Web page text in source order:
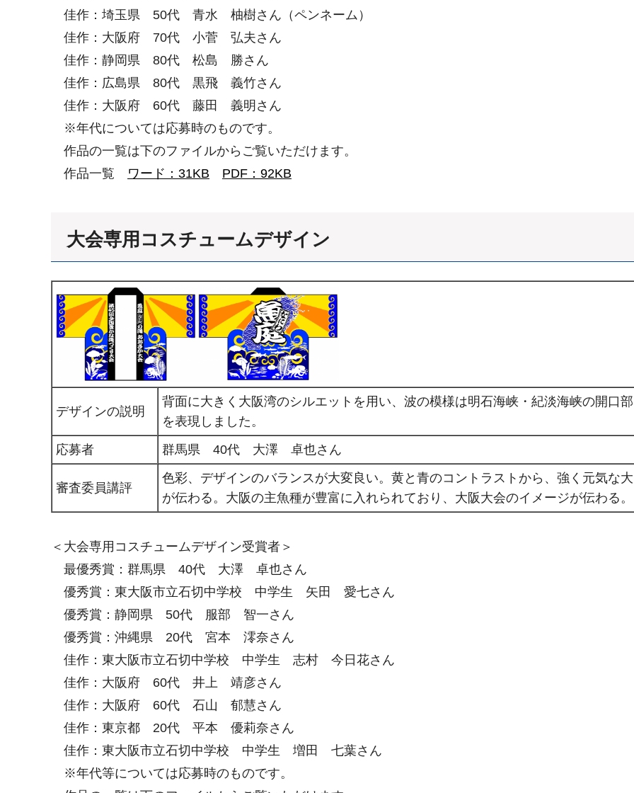
佳作：埼玉県 50代 青水 柚樹さん（ペンネーム）
佳作：大阪府 70代 小菅 弘夫さん
佳作：静岡県 80代 松島 勝さん
佳作：広島県 80代 黒飛 義竹さん
佳作：大阪府 60代 藤田 義明さん
※年代については応募時のものです。
作品の一覧は下のファイルからご覧いただけます。
作品一覧 ワード：31KB PDF：92KB
大会専用コスチュームデザイン
デザインの説明
背面に大きく大阪湾のシルエットを用い、波の模様は明石海峡・紀淡海峡の開口
を表現しました。
応募者
群馬県 40代 大澤 卓也さん
審査委員講評
色彩、デザインのバランスが大変良い。黄と青のコントラストから、強く元気な
が伝わる。大阪の主魚種が豊富に入れられており、大阪大会のイメージが伝わる。
＜大会専用コスチュームデザイン受賞者＞
最優秀賞：群馬県 40代 大澤 卓也さん
優秀賞：東大阪市立石切中学校 中学生 矢田 愛七さん
優秀賞：静岡県 50代 服部 智一さん
優秀賞：沖縄県 20代 宮本 澪奈さん
佳作：東大阪市立石切中学校 中学生 志村 今日花さん
佳作：大阪府 60代 井上 靖彦さん
佳作：大阪府 60代 石山 郁慧さん
佳作：東京都 20代 平本 優莉奈さん
佳作：東大阪市立石切中学校 中学生 増田 七葉さん
※年代等については応募時のものです。